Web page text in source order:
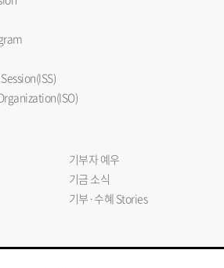
기부자 예우
기금 소식
기부·수혜 Stories